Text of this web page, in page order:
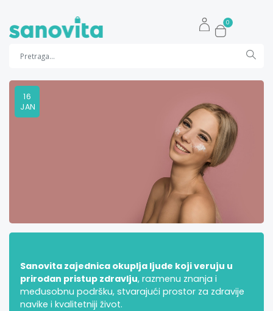
0
16
JAN
Sanovita zajednica okuplja ljude koji veruju u
prirodan pristup zdravlju, razmenu znanja i
međusobnu podršku, stvarajući prostor za zdravije
navike i kvalitetniji život.